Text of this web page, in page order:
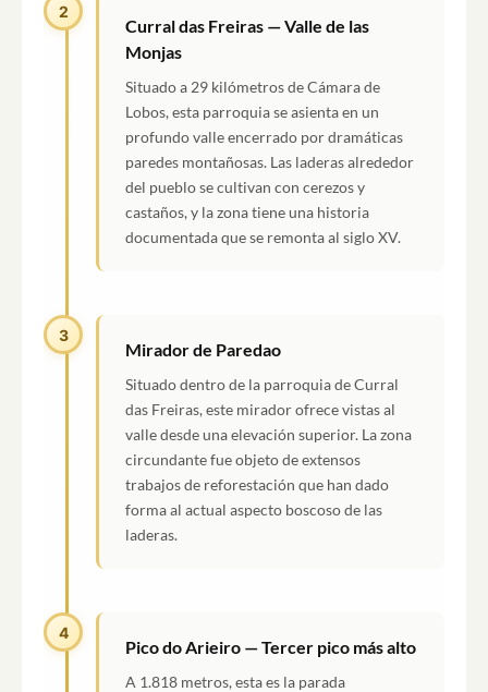
2
Curral das Freiras — Valle de las
Monjas
Situado a 29 kilómetros de Cámara de
Lobos, esta parroquia se asienta en un
profundo valle encerrado por dramáticas
paredes montañosas. Las laderas alrededor
del pueblo se cultivan con cerezos y
castaños, y la zona tiene una historia
documentada que se remonta al siglo XV.
3
Mirador de Paredao
Situado dentro de la parroquia de Curral
das Freiras, este mirador ofrece vistas al
valle desde una elevación superior. La zona
circundante fue objeto de extensos
trabajos de reforestación que han dado
forma al actual aspecto boscoso de las
laderas.
4
Pico do Arieiro — Tercer pico más alto
A 1.818 metros, esta es la parada